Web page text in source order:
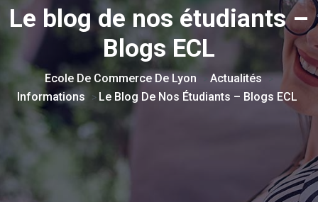
Le blog de nos étudiants –
Blogs ECL
Ecole De Commerce De Lyon Actualités
Informations > Le Blog De Nos Étudiants – Blogs ECL